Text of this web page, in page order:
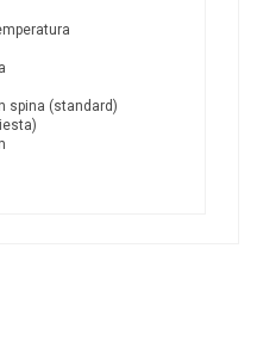
spina (standard)